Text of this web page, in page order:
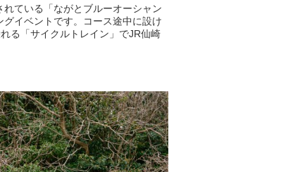
ている「ながとブルーオーシャン
イベントです。コース途中に設け
る「サイクルトレイン」でJR仙崎